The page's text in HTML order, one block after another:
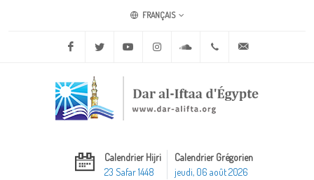
FRANÇAIS
Facebook Twitter Youtube Instagram Soundcloud+20 2 25970400
Calendrier Hijri
23 Safar 1448
Calendrier Grégorien
jeudi, 06 août 2026